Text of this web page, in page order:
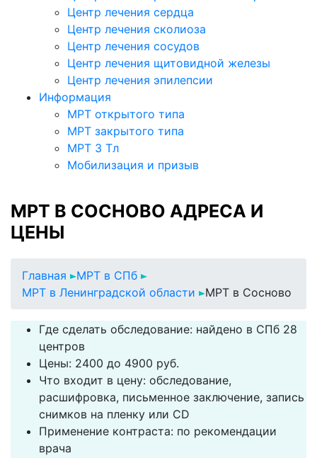
Центр лечения сердца
Центр лечения сколиоза
Центр лечения сосудов
Центр лечения щитовидной железы
Центр лечения эпилепсии
Информация
МРТ открытого типа
МРТ закрытого типа
МРТ 3 Тл
Мобилизация и призыв
МРТ В СОСНОВО АДРЕСА И
ЦЕНЫ
Главная
МРТ в СПб
МРТ в Ленинградской области
МРТ в Сосново
Где сделать обследование: найдено в СПб 28
центров
Цены: 2400 до 4900 руб.
Что входит в цену: обследование,
расшифровка, письменное заключение, запись
снимков на пленку или CD
Применение контраста: по рекомендации
врача